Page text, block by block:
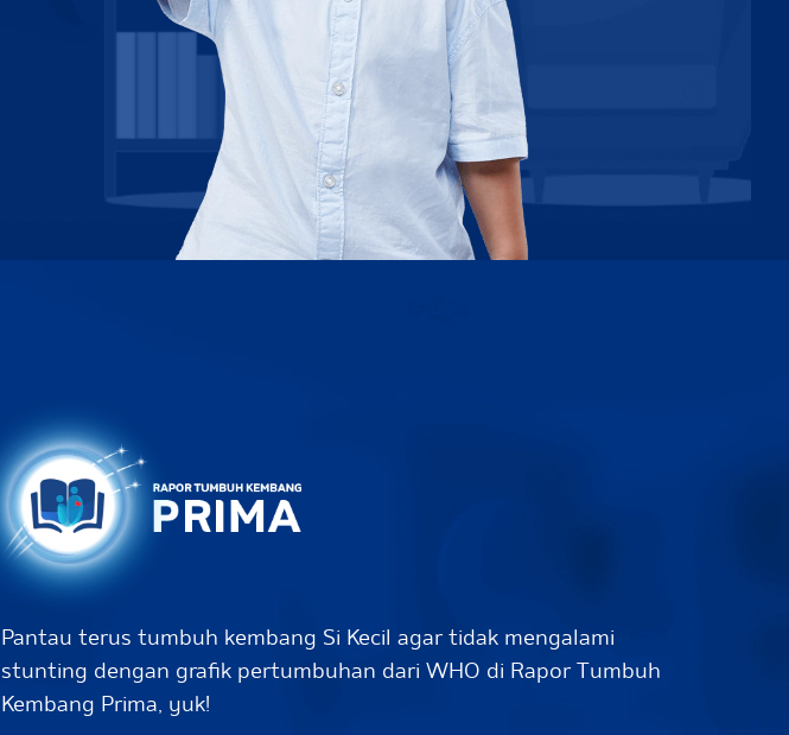
Pantau terus tumbuh kembang Si Kecil agar tidak mengalami
stunting dengan grafik pertumbuhan dari WHO di Rapor Tumbuh
Kembang Prima, yuk!